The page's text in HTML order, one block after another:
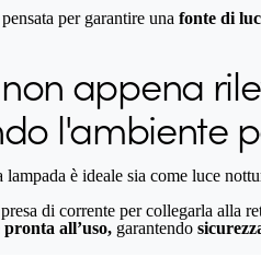
pensata per garantire una fonte di
appena
l'ambiente
lampada è ideale sia come luce
di corrente per collegarla alla
all’uso, garantendo